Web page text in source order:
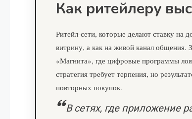
Как ритейлеру
Ритейл-сети, которые делают ставку на
витрину, а как на живой канал
«Магнита», где цифровые программы
стратегия требует терпения, но
повторных покупок.
В сетях, где приложение